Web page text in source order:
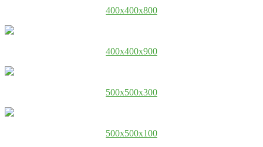
400x400x800
400x400x900
500x500x300
500x500x100